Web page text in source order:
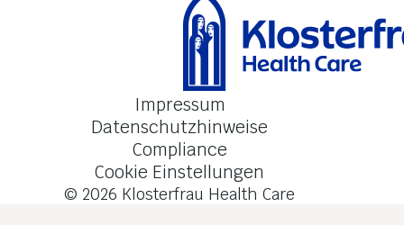
Impressum
Datenschutzhinweise
Compliance
Cookie Einstellungen
© 2026 Klosterfrau Health Care